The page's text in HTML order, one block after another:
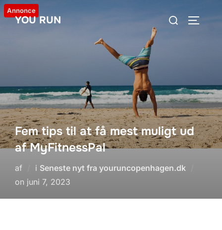
Videre
til
YOU RUN
Søg
Annonce
Fem tips til at få mest muligt ud
af MyFitnessPal
af i Seneste nyt fra youruncopenhagen.dk
on Udgivet
juni 7, 2023